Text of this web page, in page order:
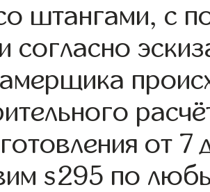
штангами, с
согласно
от 7
s295 по